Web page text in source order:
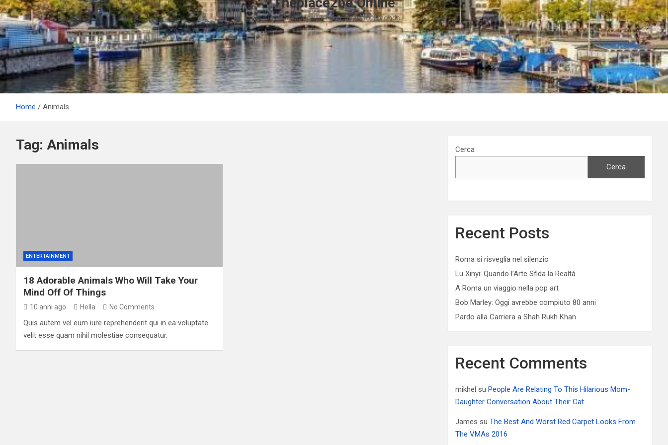
un viaggio coi TikToker da tutto il mondo
Home Animals
Tag: Animals
ENTERTAINMENT
18 Adorable Animals Who Will Take Your
Mind Off Of Things
10 anni ago Hella No Comments
Quis autem vel eum iure reprehenderit qui in ea voluptate
velit esse quam nihil molestiae consequatur.
Cerca
Cerca
Recent Posts
Roma si risveglia nel silenzio
Lu Xinyi: Quando l’Arte Sfida la Realtà
A Roma un viaggio nella pop art
Bob Marley: Oggi avrebbe compiuto 80 anni
Pardo alla Carriera a Shah Rukh Khan
Recent Comments
mikhel su People Are Relating To This Hilarious Mom-
Daughter Conversation About Their Cat
James suThe Best And Worst Red Carpet Looks From
The VMAs 2016